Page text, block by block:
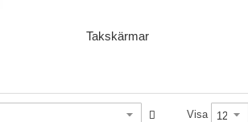
Takskärmar
Visa